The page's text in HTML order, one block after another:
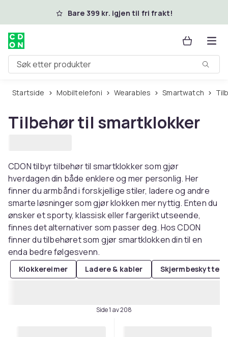
Hopp til hovedinnholdBare 399 kr. igjen til fri frakt!
Søk etter produkter
Startside Mobiltelefoni Wearables Smartwatch
Tilbehør til smartklokker
CDON tilbyr tilbehør til smartklokker som gjør
hverdagen din både enklere og mer personlig. Her
finner du armbånd i forskjellige stiler, ladere og andre
smarte løsninger som gjør klokken mer nyttig. Enten du
ønsker et sporty, klassisk eller fargerikt utseende,
finnes det alternativer som passer deg. Hos CDON
finner du tilbehøret som gjør smartklokken din til en
enda bedre følgesvenn.
Klokkereimer Ladere & kabler
Side 1 av 208